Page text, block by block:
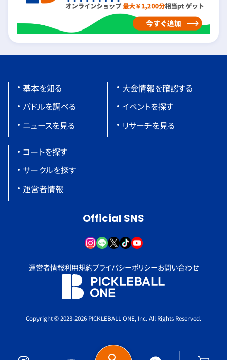
基本を知る
パドルを調べる
ニュースを見る
大会情報を確認する
イベントを探す
リサーチを見る
コートを探す
サークルを探す
運営者情報
Official SNS
運営者情報利用規約プライバシーポリシーお問い合わせ
Copyright © 2023-2026 PICKLEBALL ONE, Inc. All Rights Reserved.